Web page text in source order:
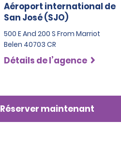
Aéroport international de
San José (SJO)
500 E And 200 S From Marriot
Belen 40703 CR
Détails de l’agence
Réserver maintenant